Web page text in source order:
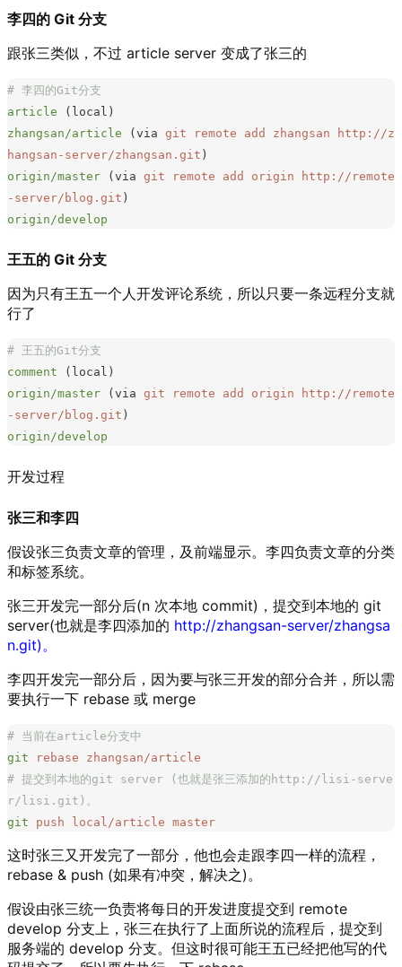
李四的 Git 分支
跟张三类似，不过 article server 变成了张三的
# 李四的Git分支
article (local)
zhangsan/article (via git remote add zhangsan http://z
hangsan-server/zhangsan.git )
origin/master (via git remote add origin http://remote
-server/blog.git )
origin/develop
王五的 Git 分支
因为只有王五一个人开发评论系统，所以只要一条远程分支就
行了
# 王五的Git分支
comment (local)
origin/master (via git remote add origin http://remote
-server/blog.git )
origin/develop
开发过程
张三和李四
假设张三负责文章的管理，及前端显示。李四负责文章的分类
和标签系统。
张三开发完一部分后(n 次本地 commit)，提交到本地的 git
server(也就是李四添加的 http://zhangsan-server/zhangsa
n.git)。
李四开发完一部分后，因为要与张三开发的部分合并，所以需
要执行一下 rebase 或 merge
# 当前在article分支中
git rebase zhangsan/article
# 提交到本地的git server (也就是张三添加的http://lisi-serve
r/lisi.git)。
git push local/article master
这时张三又开发完了一部分，他也会走跟李四一样的流程，
rebase & push (如果有冲突，解决之)。
假设由张三统一负责将每日的开发进度提交到 remote
develop 分支上，张三在执行了上面所说的流程后，提交到
服务端的 develop 分支。但这时很可能王五已经把他写的代